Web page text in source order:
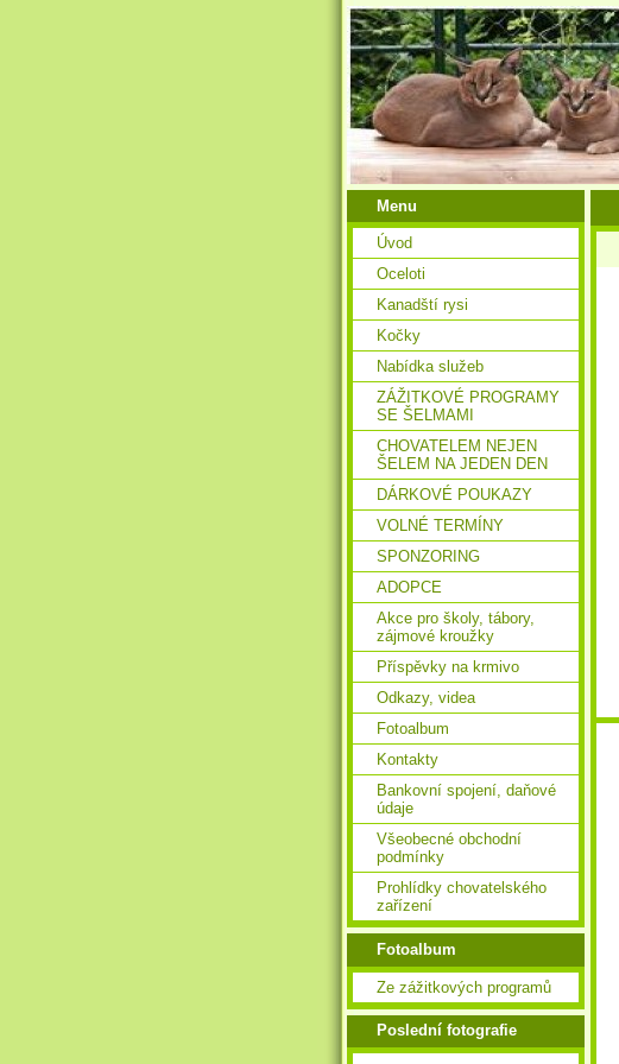
Menu
Úvod
Oceloti
Kanadští rysi
Kočky
Nabídka služeb
ZÁŽITKOVÉ PROGRAMY
SE ŠELMAMI
CHOVATELEM NEJEN
ŠELEM NA JEDEN DEN
DÁRKOVÉ POUKAZY
VOLNÉ TERMÍNY
SPONZORING
ADOPCE
Akce pro školy, tábory,
zájmové kroužky
Příspěvky na krmivo
Odkazy, videa
Fotoalbum
Kontakty
Bankovní spojení, daňové
údaje
Všeobecné obchodní
podmínky
Prohlídky chovatelského
zařízení
Fotoalbum
Ze zážitkových programů
Poslední fotografie